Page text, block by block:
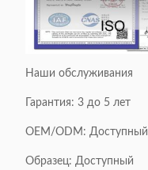
Наши обслуживания
Гарантия: 3 до 5 лет
OEM/ODM: Доступный
Образец: Доступный